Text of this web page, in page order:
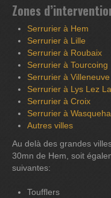
Zones
Serrurier à Hem
Serrurier à Lille
Serrurier à Roubaix
Serrurier à Tourcoing
Serrurier à Villeneuve
Serrurier à Lys Lez
Serrurier à Croix
Serrurier à
Autres villes
Au delà des grandes
30mn de Hem, soit
suivantes:
Toufflers